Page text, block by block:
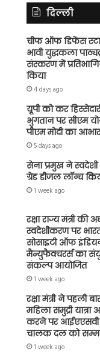
दिल्ली
चीफ ऑफ डिफेंस
भावी युद्धकला
संस्करण में
किया
4 days ago
यूपी को कर
भुगतान पर सीएम
पीएम मोदी का
5 days ago
सेना प्रमुख ने स्वदेशी
ग्रेड डीजल लॉन्च
1 week ago
रक्षा राज्य मंत्री की
स्वदेशीकरण पर
सोसाइटी ऑफ
मैन्युफैक्चरर्स का
संकल्प आयोजित
1 week ago
रक्षा मंत्री ने पहली
महिला समुद्री
करने पर आईएएसवी
चालक दल को
1 week ago